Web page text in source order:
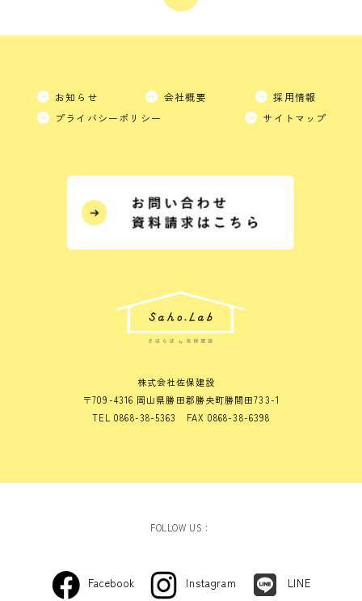
お知らせ 会社概要
採用情報
プライバシーポリシー
サイトマップ
株式会社佐保建設
〒709-4316 岡山県勝田郡勝央町勝間田733-1
TEL 0868-38-5363 FAX 0868-38-6398
FOLLOW US：
Facebook Instagram LINE